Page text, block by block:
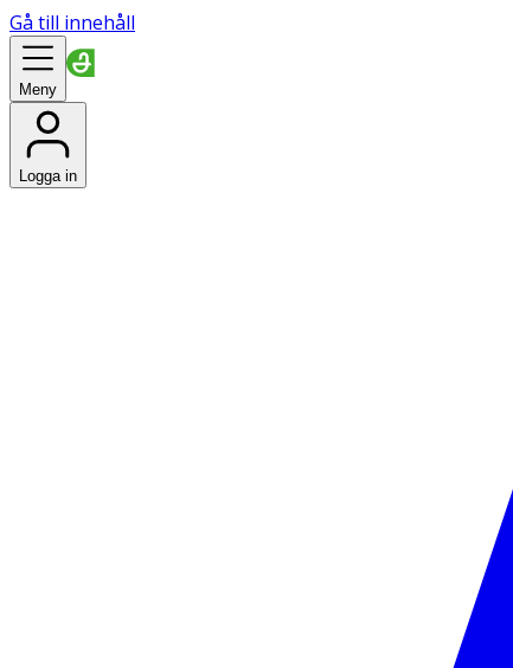
Gå till innehåll
Meny
Logga in